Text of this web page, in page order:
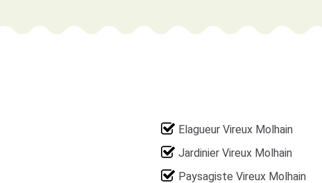
Elagueur Vireux Molhain
Jardinier Vireux Molhain
Paysagiste Vireux Molhain